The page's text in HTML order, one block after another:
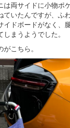
は両サイドに小物ポ
ていたんですが、ふ
イドボードがなく、
まうようでした。
こちら。